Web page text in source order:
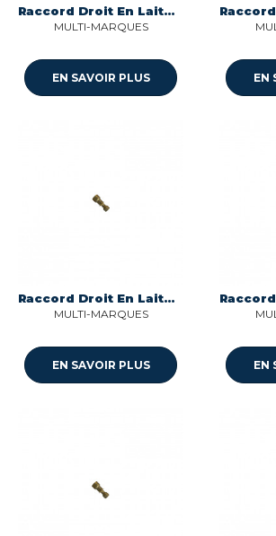
Raccord Droit En Laiton Reduit
MULTI-MARQUES
EN SAVOIR PLUS EN
Raccord Droit En Laiton Reduit
MULTI-MARQUES
EN SAVOIR PLUS EN